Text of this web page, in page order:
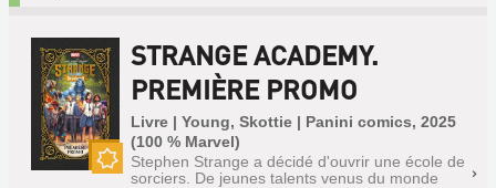
STRANGE ACADEMY.
PREMIÈRE PROMO
Livre | Young, Skottie | Panini comics, 2025
(100 % Marvel)
Stephen Strange a décidé d'ouvrir une école de
sorciers. De jeunes talents venus du monde